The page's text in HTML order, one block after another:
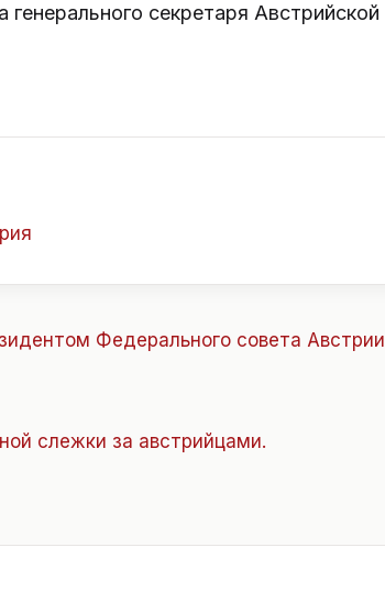
секретаря Австрийской
Федерального совета Австрии
слежки за австрийцами.